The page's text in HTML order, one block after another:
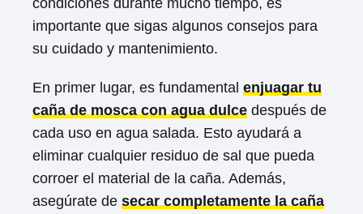
importante que sigas algunos consejos para
su cuidado y mantenimiento.
En primer lugar, es fundamental enjuagar tu
caña de mosca con agua dulce después de
cada uso en agua salada. Esto ayudará a
eliminar cualquier residuo de sal que pueda
corroer el material de la caña. Además,
asegúrate de secar completamente la caña